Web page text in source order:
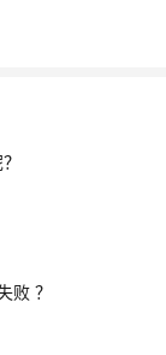
败 ？